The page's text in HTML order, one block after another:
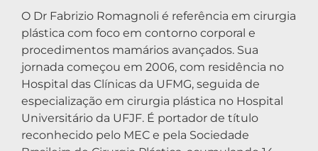
O Dr Fabrizio Romagnoli é referência em cirurgia
plástica com foco em contorno corporal e
procedimentos mamários avançados. Sua
jornada começou em 2006, com residência no
Hospital das Clínicas da UFMG, seguida de
especialização em cirurgia plástica no Hospital
Universitário da UFJF. É portador de título
reconhecido pelo MEC e pela Sociedade